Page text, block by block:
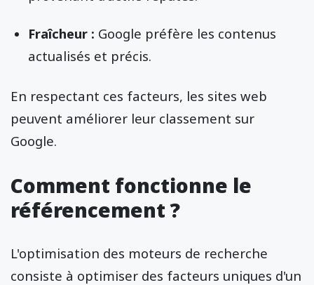
Fraîcheur : Google préfère les contenus
actualisés et précis.
En respectant ces facteurs, les sites web
peuvent améliorer leur classement sur
Google.
Comment fonctionne le
référencement ?
L'optimisation des moteurs de recherche
consiste à optimiser des facteurs uniques d'un